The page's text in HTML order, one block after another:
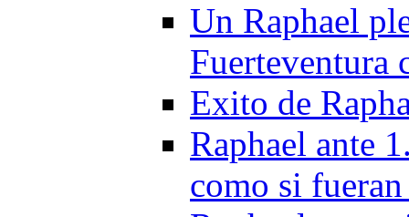
Un Raphael
Fuerteventura
Exito de
Raphael ante
como si